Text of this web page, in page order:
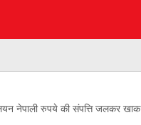
नेपाली रुपये की संपत्ति जलकर खाक